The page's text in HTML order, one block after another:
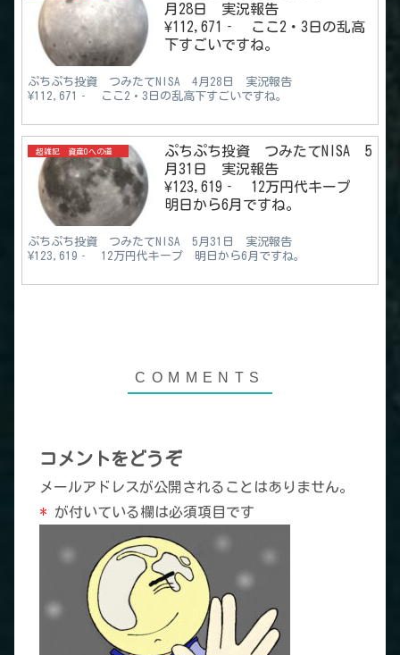
月28日 実況報告
¥112,671‐ ここ2・3日の乱高
下すごいですね。
ぷちぷち投資 つみたてNISA 4月28日 実況報告
¥112,671‐ ここ2・3日の乱高下すごいですね。
超雑記 資産0への道
ぷちぷち投資 つみたてNISA 5
月31日 実況報告
¥123,619‐ 12万円代キープ
明日から6月ですね。
ぷちぷち投資 つみたてNISA 5月31日 実況報告
¥123,619‐ 12万円代キープ 明日から6月ですね。
コメントをどうぞ
メールアドレスが公開されることはありません。
* が付いている欄は必須項目です